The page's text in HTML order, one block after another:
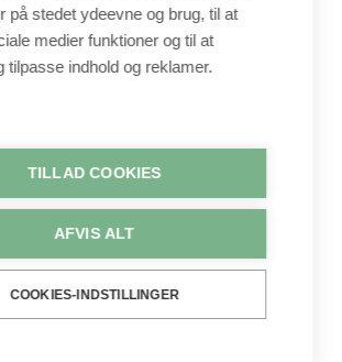
på stedet ydeevne og brug, til at
medier funktioner og til at
tilpasse indhold og reklamer.
TILLAD COOKIES
AFVIS ALT
COOKIES-INDSTILLINGER